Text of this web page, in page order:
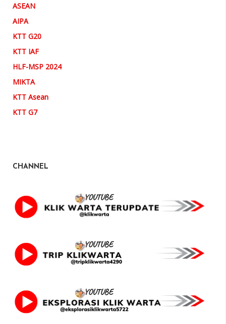
ASEAN
AIPA
KTT G20
KTT IAF
HLF-MSP 2024
MIKTA
KTT Asean
KTT G7
CHANNEL